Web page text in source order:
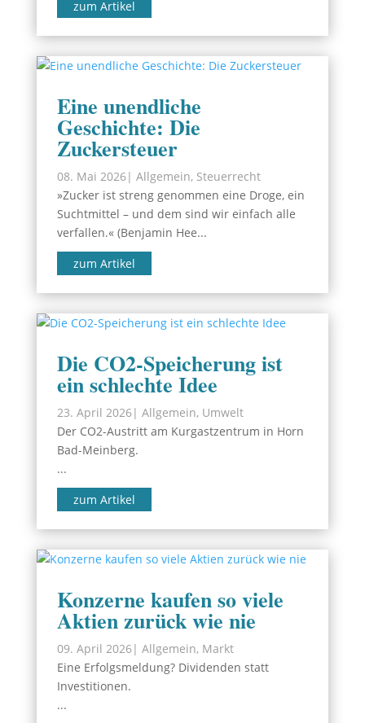
zum Artikel
Eine unendliche
Geschichte: Die
Zuckersteuer
08. Mai 2026| Allgemein, Steuerrecht
»Zucker ist streng genommen eine Droge, ein
Suchtmittel – und dem sind wir einfach alle
verfallen.« (Benjamin Hee...
zum Artikel
Die CO2-Speicherung ist
ein schlechte Idee
23. April 2026| Allgemein, Umwelt
Der CO2-Austritt am Kurgastzentrum in Horn
Bad-Meinberg.
...
zum Artikel
Konzerne kaufen so viele
Aktien zurück wie nie
09. April 2026| Allgemein, Markt
Eine Erfolgsmeldung? Dividenden statt
Investitionen.
...